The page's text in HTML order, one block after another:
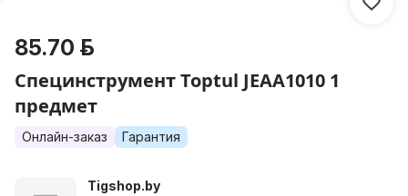
85.70 р.
Специнструмент Toptul JEAA1010 1
предмет
Онлайн-заказ Гарантия
Tigshop.by